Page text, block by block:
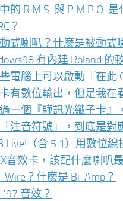
的 R.M.S. 與 P.M.P.O. 是
？
式喇叭？什麼是被動式
有內建 Roland 的
電腦上可以啟動『在此
有數位輸出，但是我在
一個『驊訊光纖子卡』
注音符號」，到底是對
Live!（含 5.1）用數位
音效卡，該配什麼喇叭
Wire？什麼是 Bi-Amp？
音效？